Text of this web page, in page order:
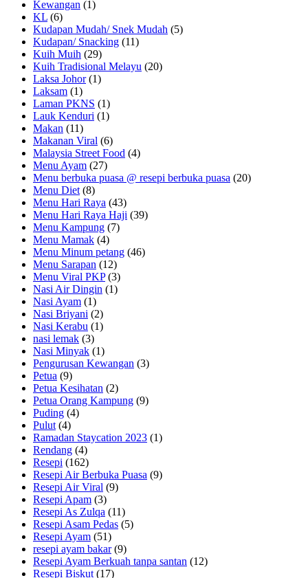
Kewangan (1)
KL (6)
Kudapan Mudah/ Snek Mudah (5)
Kudapan/ Snacking (11)
Kuih Muih (29)
Kuih Tradisional Melayu (20)
Laksa Johor(1)
Laksam (1)
Laman PKNS (1)
Lauk Kenduri (1)
Makan (11)
Makanan Viral (6)
Malaysia Street Food (4)
Menu Ayam (27)
Menu berbuka puasa @ resepi berbuka puasa (20)
Menu Diet (8)
Menu Hari Raya (43)
Menu Hari Raya Haji (39)
Menu Kampung (7)
Menu Mamak (4)
Menu Minum petang (46)
Menu Sarapan (12)
Menu Viral PKP(3)
Nasi Air Dingin (1)
Nasi Ayam (1)
Nasi Briyani (2)
Nasi Kerabu (1)
nasi lemak (3)
Nasi Minyak (1)
Pengurusan Kewangan (3)
Petua (9)
Petua Kesihatan (2)
Petua Orang Kampung (9)
Puding (4)
Pulut (4)
Ramadan Staycation 2023 (1)
Rendang (4)
Resepi (162)
Resepi Air Berbuka Puasa (9)
Resepi Air Viral (9)
Resepi Apam (3)
Resepi As Zulqa (11)
Resepi Asam Pedas (5)
Resepi Ayam (51)
resepi ayam bakar(9)
Resepi Ayam Berkuah tanpa santan (12)
Resepi Biskut (17)